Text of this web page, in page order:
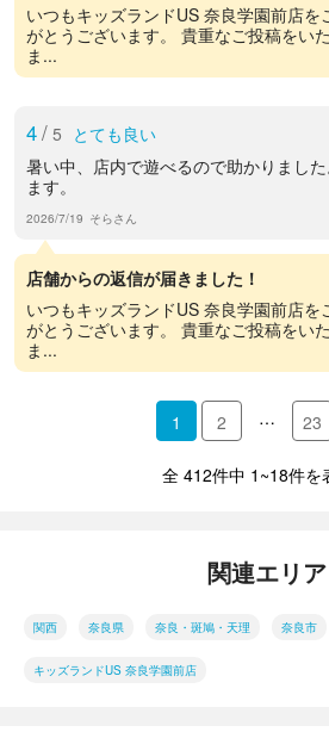
いつもキッズランドUS 奈良学園前店を
がとうございます。 貴重なご投稿をい
ま...
4/ 5 とても良い
暑い中、店内で遊べるので助かりまし
ます。
2026/7/19 そらさん
店舗からの返信が届きました！
いつもキッズランドUS 奈良学園前店を
がとうございます。 貴重なご投稿をい
ま...
1 2 … 23
全 412件中 1~18件を
関連エリア
関西 奈良県 奈良・斑鳩・天理 奈良市
キッズランドUS 奈良学園前店